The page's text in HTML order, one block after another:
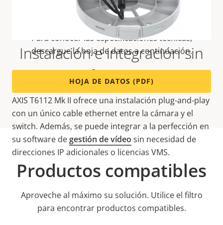
Instalación e integración sin
fisuras
AXIS T6112 Mk II ofrece una instalación plug-and-play
con un único cable ethernet entre la cámara y el
switch. Además, se puede integrar a la perfección en
su software degestión de vídeo sin necesidad de
direcciones IP adicionales o licencias VMS.
técnicas
Para conocer las especificaciones técnicas,
descargue la hoja de datos a continuación.
HOJA DE DATOS (PDF)
Productos compatibles
Aproveche al máximo su solución. Utilice el filtro
para encontrar productos compatibles.